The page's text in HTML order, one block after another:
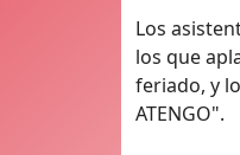
Los
los que
feriado, y
ATENGO".